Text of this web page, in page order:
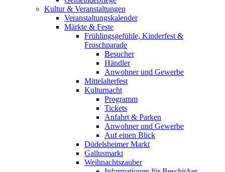
Kultur & Veranstaltungen
Veranstaltungskalender
Märkte & Feste
Frühlingsgefühle, Kinderfest &
Froschparade
Besucher
Händler
Anwohner und Gewerbe
Mittelalterfest
Kulturnacht
Programm
Tickets
Anfahrt & Parken
Anwohner und Gewerbe
Auf einen Blick
Düdelsheimer Markt
Gallusmarkt
Weihnachtszauber